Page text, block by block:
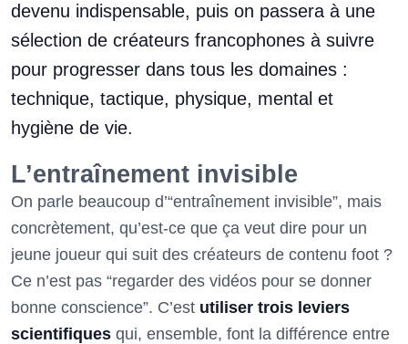
devenu indispensable, puis on passera à une
sélection de créateurs francophones à suivre
pour progresser dans tous les domaines :
technique, tactique, physique, mental et
hygiène de vie.
L’entraînement invisible
On parle beaucoup d’“entraînement invisible”, mais
concrètement, qu’est-ce que ça veut dire pour un
jeune joueur qui suit des créateurs de contenu foot ?
Ce n’est pas “regarder des vidéos pour se donner
bonne conscience”. C’est utiliser trois leviers
scientifiques qui, ensemble, font la différence entre